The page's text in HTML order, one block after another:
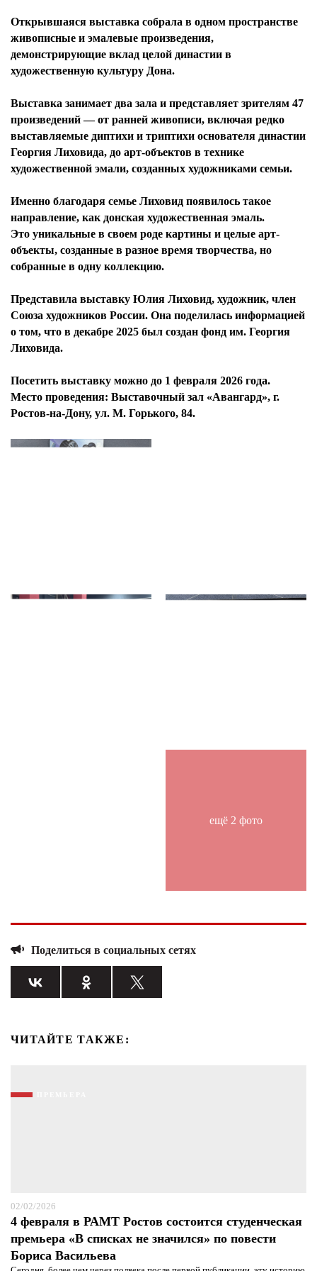
Открывшаяся выставка собрала в одном пространстве
живописные и эмалевые произведения,
демонстрирующие вклад целой династии в
художественную культуру Дона.
Выставка занимает два зала и представляет зрителям 47
произведений — от ранней живописи, включая редко
выставляемые диптихи и триптихи основателя династии
Георгия Лиховида, до арт-объектов в технике
художественной эмали, созданных художниками семьи.
Именно благодаря семье Лиховид появилось такое
направление, как донская художественная эмаль.
Это уникальные в своем роде картины и целые арт-
объекты, созданные в разное время творчества, но
собранные в одну коллекцию.
Представила выставку Юлия Лиховид, художник, член
Союза художников России. Она поделилась информацией
о том, что в декабре 2025 был создан фонд им. Георгия
Лиховида.
Посетить выставку можно до 1 февраля 2026 года.
Место проведения: Выставочный зал «Авангард», г.
Ростов-на-Дону, ул. М. Горького, 84.
ещё 2 фото
Поделиться в социальных сетях
ЧИТАЙТЕ ТАКЖЕ:
02/02/2026
4 февраля в РАМТ Ростов состоится студенческая
премьера «В списках не значился» по повести
Бориса Васильева